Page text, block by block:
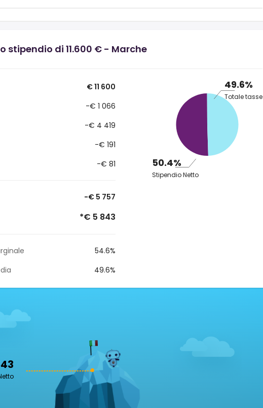
stipendio di 11.600 € - Marche
€ 11 600
-€ 1 066
-€ 4 419
-€ 191
-€ 81
-€ 5 757
*€ 5 843
54.6%
49.6%
49.6%
Totale tasse
50.4%
Stipendio Netto